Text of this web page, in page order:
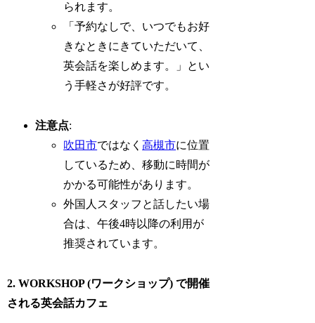
られます。
「予約なしで、いつでもお好
きなときにきていただいて、
英会話を楽しめます。」とい
う手軽さが好評です。
注意点:
吹田市ではなく高槻市に位置
しているため、移動に時間が
かかる可能性があります。
外国人スタッフと話したい場
合は、午後4時以降の利用が
推奨されています。
2. WORKSHOP (ワークショップ) で開催
される英会話カフェ